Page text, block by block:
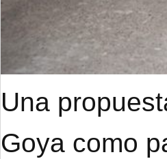
Una
Goya como